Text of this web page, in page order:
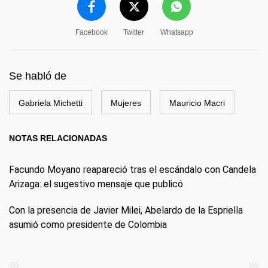
Facebook Twitter Whatsapp
Se habló de
Gabriela Michetti Mujeres Mauricio Macri
NOTAS RELACIONADAS
Facundo Moyano reapareció tras el escándalo con Candela
Arizaga: el sugestivo mensaje que publicó
Con la presencia de Javier Milei, Abelardo de la Espriella
asumió como presidente de Colombia